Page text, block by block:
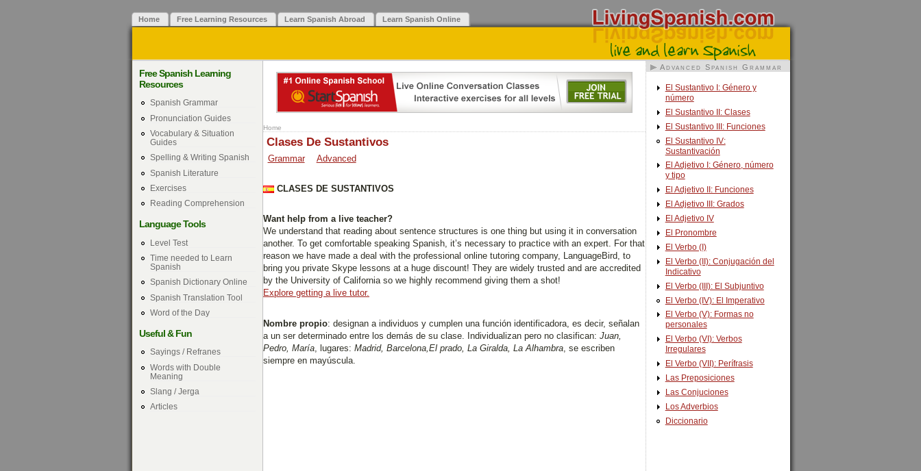
Home Free Learning Resources Learn Spanish Abroad Learn Spanish Online
Free Spanish Learning
Resources
Spanish Grammar
Pronunciation Guides
Vocabulary & Situation
Guides
Spelling & Writing Spanish
Spanish Literature
Exercises
Reading Comprehension
Language Tools
Level Test
Time needed to Learn
Spanish
Spanish Dictionary Online
Spanish Translation Tool
Word of the Day
Useful & Fun
Sayings / Refranes
Words with Double
Meaning
Slang / Jerga
Articles
Home
Clases De Sustantivos
Grammar Advanced
CLASES DE SUSTANTIVOS
Want help from a live teacher?
We understand that reading about sentence structures is one thing but using it in conversation
another. To get comfortable speaking Spanish, it’s necessary to practice with an expert. For that
reason we have made a deal with the professional online tutoring company, LanguageBird, to
bring you private Skype lessons at a huge discount! They are widely trusted and are accredited
by the University of California so we highly recommend giving them a shot!
Explore getting a live tutor.
Nombre propio: designan a individuos y cumplen una función identificadora, es decir, señalan
a un ser determinado entre los demás de su clase. Individualizan pero no clasifican: Juan,
Pedro, María , lugares: Madrid, Barcelona,El prado, La Giralda La Alhambra , se escriben
siempre en mayúscula.
Advanced Spanish Grammar
El Sustantivo I: Género y
número
El Sustantivo II: Clases
El Sustantivo III: Funciones
El Sustantivo IV:
Sustantivación
El Adjetivo I: Género, número
y tipo
El Adjetivo II: Funciones
El Adjetivo III: Grados
El Adjetivo IV
El Pronombre
El Verbo (I)
El Verbo (II): Conjugación del
Indicativo
El Verbo (III): El Subjuntivo
El Verbo (IV): El Imperativo
El Verbo (V): Formas no
personales
El Verbo (VI): Verbos
Irregulares
El Verbo (VII): Perífrasis
Las Preposiciones
Las Conjuciones
Los Adverbios
Diccionario